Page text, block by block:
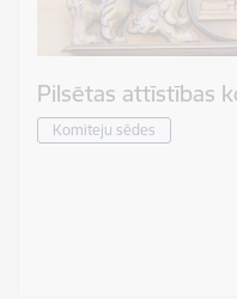
Pilsētas attīstības
Komiteju sēdes